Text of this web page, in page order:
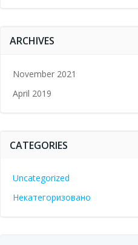
ARCHIVES
November 2021
April 2019
CATEGORIES
Uncategorized
Некатегоризовано